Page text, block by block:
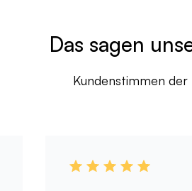
Das sagen
Kundenstimmen